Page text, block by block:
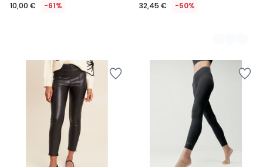
10,00 € -61% 32,45 € -50%